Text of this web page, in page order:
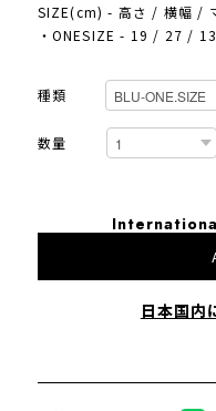
SIZE(cm) - 高さ / 横幅 /
・ONESIZE - 19 / 27 / 13
種類
数量
日本国内